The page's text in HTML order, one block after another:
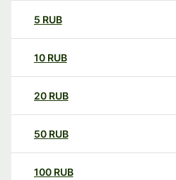
5 RUB
10 RUB
20 RUB
50 RUB
100 RUB